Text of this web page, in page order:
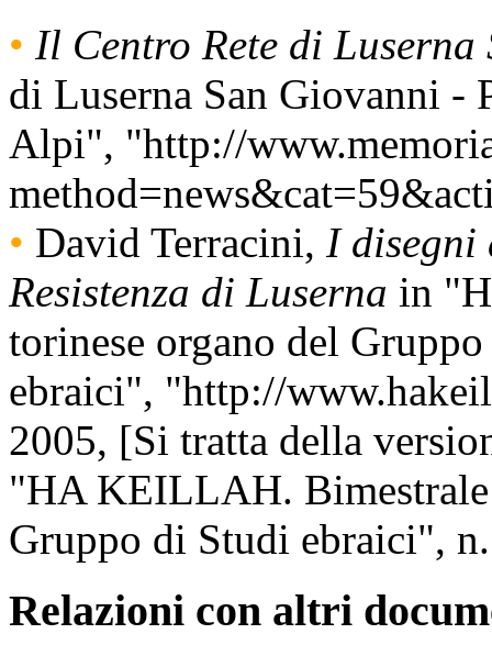
• Il Centro Rete di Luserna
di Luserna San Giovanni -
Alpi", "http://
• David Terracini, I disegni
Resistenza di Luserna in
torinese organo del
ebraici", "http://
2005, [Si tratta della
"HA KEILLAH. Bimestrale
Gruppo di Studi ebraici",
Relazioni con altri